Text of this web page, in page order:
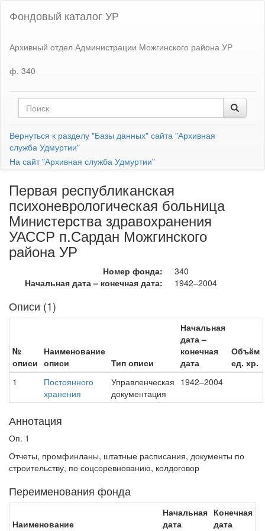
Фондовый каталог УР
Архивный отдел Администрации Можгинского района УР
ф. 340
Вернуться к разделу "Базы данных" сайта "Архивная
служба Удмуртии"
На сайт "Архивная служба Удмуртии"
Первая республиканская
психоневрологическая больница
Министерства здравохранения
УАССР п.Сардан Можгинского
района УР
Номер фонда:
340
Начальная дата – конечная дата:
1942–2004
Описи (1)
№
описи
Наименование
описи
Тип описи
Начальная
дата –
конечная
дата
Объём
ед. хр.
1
Постоянного
хранения
Управленческая
документация
1942–2004
Аннотация
Оп. 1
Отчеты, промфинланы, штатные расписания, документы по
строительству, по соцсоревнованию, колдоговор
Переименования фонда
Наименование
Начальная
дата
Конечная
дата